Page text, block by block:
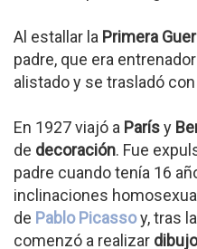
Al estallar la Primera
padre, que era
alistado y se trasladó
En 1927 viajó a Parísy
de decoración. Fue
padre cuando tenía 16
inclinaciones
de Pablo Picassoy, tras
comenzó a realizar